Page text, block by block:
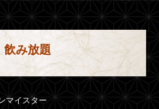
飲み放題
マイスター